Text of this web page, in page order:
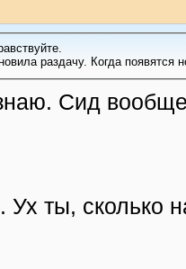
раздачу. Когда
Сид
Ух ты, сколько